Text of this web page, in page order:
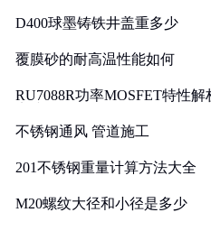
D400球墨铸铁井盖重多少
覆膜砂的耐高温性能如何
RU7088R功率MOSFET特性
不锈钢通风 管道施工
201不锈钢重量计算方法大全
M20螺纹大径和小径是多少